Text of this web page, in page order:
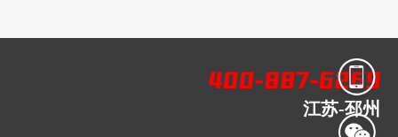
江苏-邳州